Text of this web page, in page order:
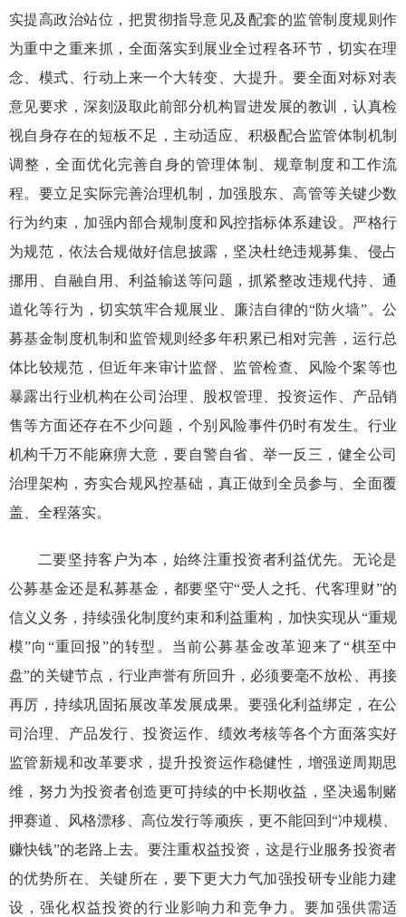
实提高政治站位，把贯彻指导意见及配套的监管制度规则作
为重中之重来抓，全面落实到展业全过程各环节，切实在理
念、模式、行动上来一个大转变、大提升。要全面对标对表
意见要求，深刻汲取此前部分机构冒进发展的教训，认真检
视自身存在的短板不足，主动适应、积极配合监管体制机制
调整，全面优化完善自身的管理体制、规章制度和工作流
程。要立足实际完善治理机制
，加强股东、高管等关键少数
行为约束，加强内部合规制度和风控指标体系建设。严格行
为规范，依法合规做好信息披露，坚决杜绝违规募集、 侵占
挪用、 自融自用、 利益输送等问题，抓紧整改违规代持、通
道化等行为，切实筑牢合规展业、廉洁自律的“防火墙”。公
募基金制度机制和监管规则经多年积累已相对完善，运行总
体比较规范，但近年来审计监督、监管检查、风险个案等也
暴露出行业机构在公司治理、股权管理、投资运作、产品销
售等方面还存在不少问题，个别风险事件仍时有发生。行业
机构千万不能麻痹大意，要自警自省、举一反三，健全公司
治理架构，夯实合规风控基础， 真正做到全员参与、全面覆
盖、全程落实。
二要坚持客户为本，始终注重投资者利益优先。无论是
公募基金还是私募基金， 都要坚守“受人之托、代客理财”的
信义义务 ，持续强化制度约束和利益重构，加快实现从“重规
模”向 “重回报”的转型 。 当前公募基金改革迎来了“棋至中
盘”的关键节点，行业声誉有所回升，必须要毫不放松、再接
再厉，持续巩固拓展改革发展成果。 要强化利益绑定 ， 在公
司治理、 产品发行、投资运作、绩效考核等各个方面落实好
监管新规和改革要求， 提升投资运作稳健性，增强逆周期思
维，努力为投资者创造更可持续的中长期收益， 坚决遏制赌
押赛道、风格漂移、高位发行等顽疾 ， 更不能回到“冲规模、
赚快钱”的老路上去。 要注重权益投资 ， 这是行业服务投资者
的优势所在、关键所在，要下更大力气加强投研专业能力建
设，强化权益投资的行业影响力和竞争力。要加强供需适